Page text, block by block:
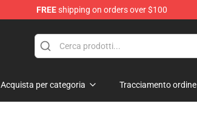
FREEshipping on orders over $100
Acquista per categoria Tracciamento ordine